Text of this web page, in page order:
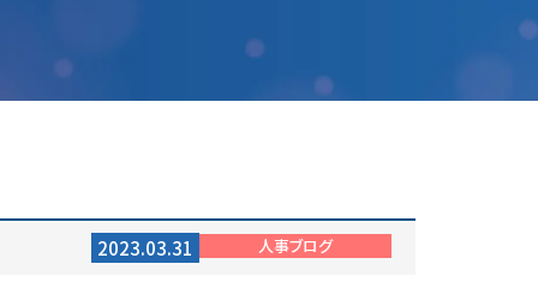
2023.03.31 人事ブログ